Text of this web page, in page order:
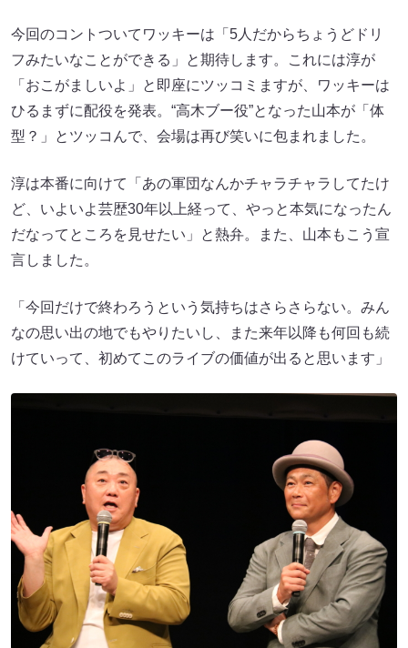
今回のコントついてワッキーは「5人だからちょうどドリ
フみたいなことができる」と期待します。これには淳が
「おこがましいよ」と即座にツッコミますが、ワッキーは
ひるまずに配役を発表。“高木ブー役”となった山本が「体
型？」とツッコんで、会場は再び笑いに包まれました。
淳は本番に向けて「あの軍団なんかチャラチャラしてたけ
ど、いよいよ芸歴30年以上経って、やっと本気になったん
だなってところを見せたい」と熱弁。また、山本もこう宣
言しました。
「今回だけで終わろうという気持ちはさらさらない。みん
なの思い出の地でもやりたいし、また来年以降も何回も続
けていって、初めてこのライブの価値が出ると思います」